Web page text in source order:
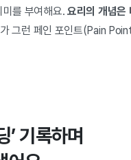
를 부여해요. 요리의 개념은
그런 페인 포인트(Pain
’ 기록하며